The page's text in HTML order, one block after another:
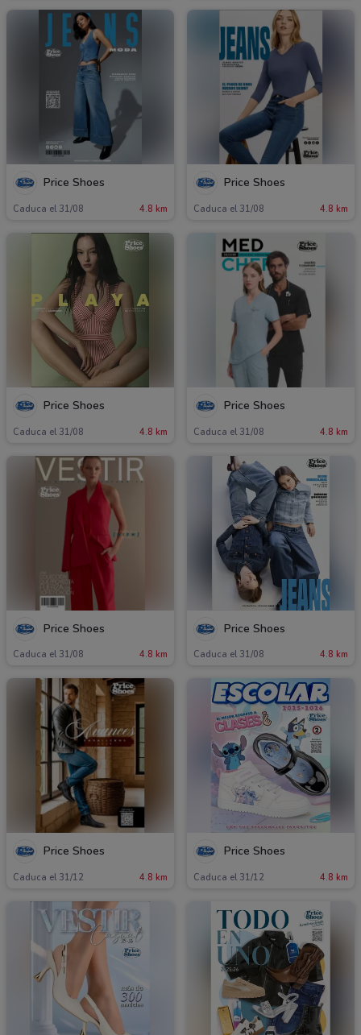
Price Shoes
Caduca el 31/08 4.8 km
Price Shoes
Caduca el 31/08 4.8 km
Price Shoes
Caduca el 31/08 4.8 km
Price Shoes
Caduca el 31/08 4.8 km
Price Shoes
Caduca el 31/08 4.8 km
Price Shoes
Caduca el 31/08 4.8 km
Price Shoes
Caduca el 31/12 4.8 km
Price Shoes
Caduca el 31/12 4.8 km